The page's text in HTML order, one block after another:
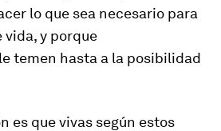
lo que sea necesario para
vida, y porque
temen hasta a la posibilidad
es que vivas según estos